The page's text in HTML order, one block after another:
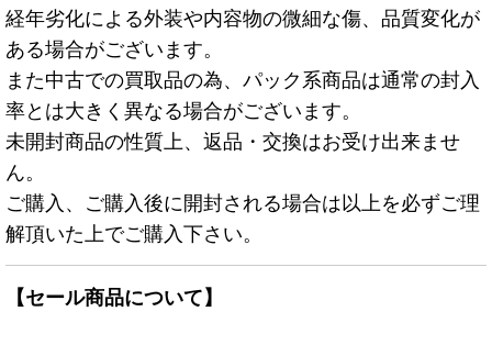
経年劣化による外装や内容物の微細な傷、品質変化が
ある場合がございます。
また中古での買取品の為、パック系商品は通常の封入
率とは大きく異なる場合がございます。
未開封商品の性質上、返品・交換はお受け出来ませ
ん。
ご購入、ご購入後に開封される場合は以上を必ずご理
解頂いた上でご購入下さい。
【セール商品について】